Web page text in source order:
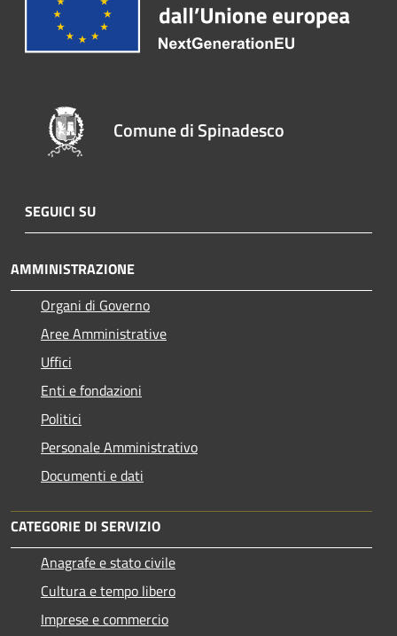
Comune di Spinadesco
SEGUICI SU
AMMINISTRAZIONE
Organi di Governo
Aree Amministrative
Uffici
Enti e fondazioni
Politici
Personale Amministrativo
Documenti e dati
CATEGORIE DI SERVIZIO
Anagrafe e stato civile
Cultura e tempo libero
Imprese e commercio